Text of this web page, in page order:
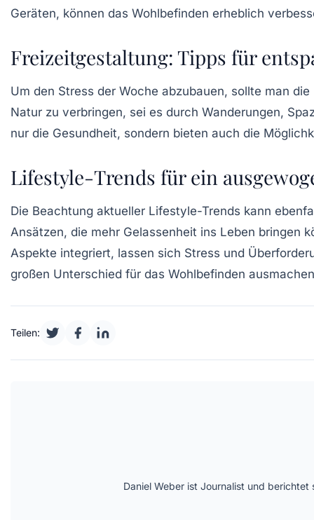
Geräten, können das Wohlbefinden erheblich
Freizeitgestaltung: Tipps für
Um den Stress der Woche abzubauen, sollte man die
Natur zu verbringen, sei es durch Wanderungen,
nur die Gesundheit, sondern bieten auch die
Lifestyle-Trends für ein
Die Beachtung aktueller Lifestyle-Trends kann
Ansätzen, die mehr Gelassenheit ins Leben bringen
Aspekte integriert, lassen sich Stress und
großen Unterschied für das Wohlbefinden
Teilen:
Daniel Weber ist Journalist und